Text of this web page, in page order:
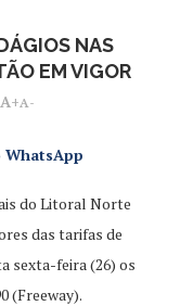
NAS
EM VIGOR
A+A-
WhatsApp
do Litoral Norte
das tarifas de
sexta-feira (26) os
(Freeway).